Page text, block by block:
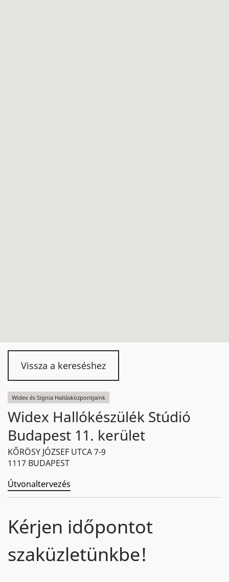
Vissza a kereséshez
Widex és Signia Hallásközpontjaink
Widex Hallókészülék Stúdió
Budapest 11. kerület
KŐRÖSY JÓZSEF UTCA 7-9
1117 BUDAPEST
Útvonaltervezés
Kérjen időpontot
szaküzletünkbe!